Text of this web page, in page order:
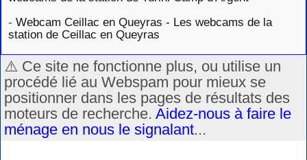
- Webcam Ceillac en Queyras - Les webcams de la
station de Ceillac en Queyras
⚠️ Ce site ne fonctionne plus, ou utilise un
procédé lié au Webspam pour mieux se
positionner dans les pages de résultats des
moteurs de recherche. Aidez-nous à faire le
ménage en nous le signalant...